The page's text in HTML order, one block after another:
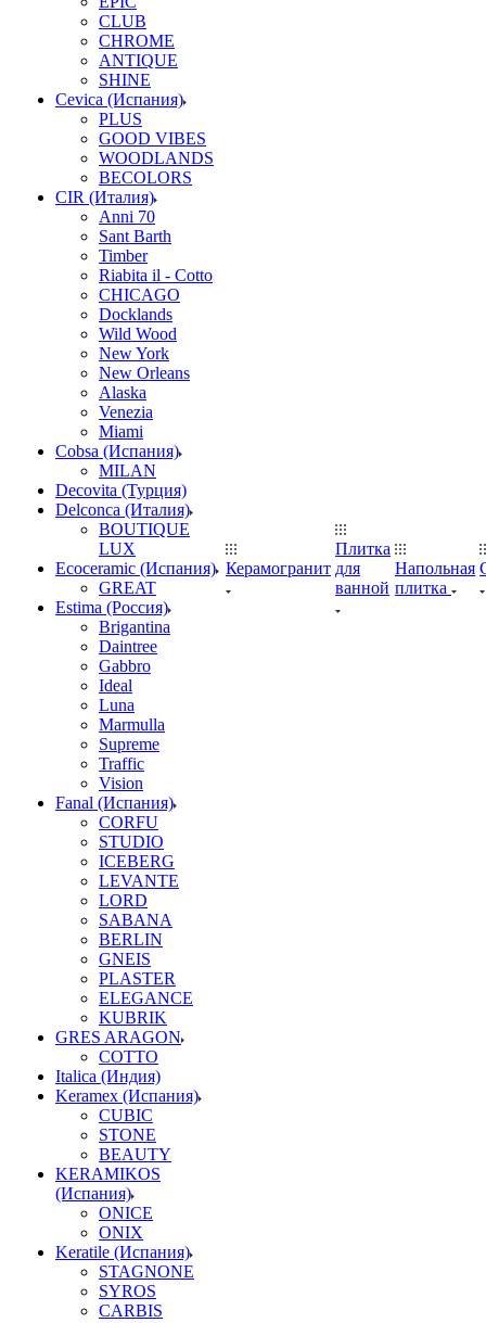
CLUB
CHROME
ANTIQUE
SHINE
Cevica (Испания)
PLUS
GOOD VIBES
WOODLANDS
BECOLORS
CIR (Италия)
Anni 70
Sant Barth
Timber
Riabita il - Cotto
CHICAGO
Docklands
Wild Wood
New York
New Orleans
Alaska
Venezia
Miami
Cobsa (Испания)
MILAN
Decovita (Турция)
Delconca (Италия)
BOUTIQUE
LUX
Ecoceramic (Испания)
GREAT
Estima (Россия)
Brigantina
Daintree
Gabbro
Ideal
Luna
Marmulla
Supreme
Traffic
Vision
Fanal (Испания)
CORFU
STUDIO
ICEBERG
LEVANTE
LORD
SABANA
BERLIN
GNEIS
PLASTER
ELEGANCE
KUBRIK
GRES ARAGON
COTTO
Italica (Индия)
Keramex (Испания)
CUBIC
STONE
BEAUTY
KERAMIKOS
(Испания)
ONICE
ONIX
Keratile (Испания)
STAGNONE
SYROS
CARBIS
Керамогранит
Плитка
для
ванной
Напольная
плитка